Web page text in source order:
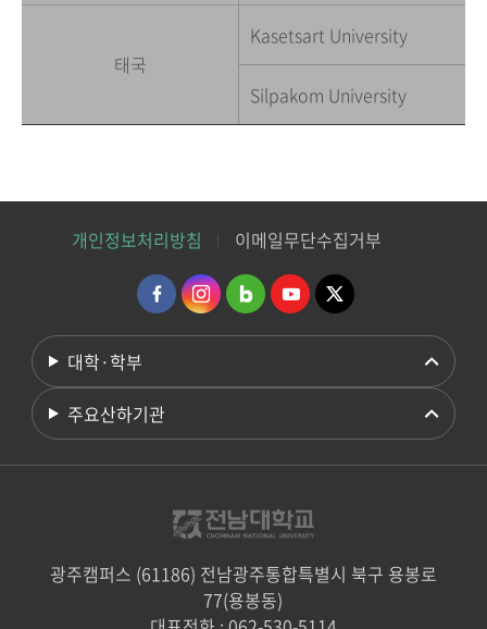
태국
Kasetsart University
Silpakom University
개인정보처리방침 이메일무단수집거부
대학·학부
주요산하기관
광주캠퍼스 (61186) 전남광주통합특별시 북구 용봉로
77(용봉동)